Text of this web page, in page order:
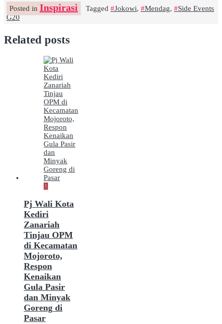
Posted in Inspirasi Tagged Jokowi, Mendag,
Side Events
G20
Related posts
Pj Wali Kota
Kediri
Zanariah
Tinjau OPM
di Kecamatan
Mojoroto,
Respon
Kenaikan
Gula Pasir
dan Minyak
Goreng di
Pasar